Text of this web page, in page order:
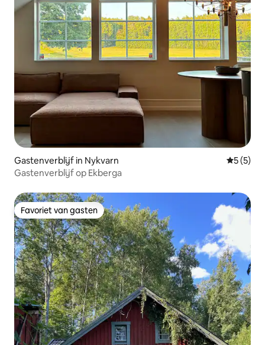
Gastenverblijf in Nykvarn
5 (5)
Gastenverblijf op Ekberga
Favoriet van gasten
Favoriet van gasten